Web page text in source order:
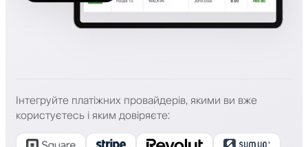
Інтегруйте платіжних провайдерів, якими ви вже
користуєтесь і яким довіряєте: